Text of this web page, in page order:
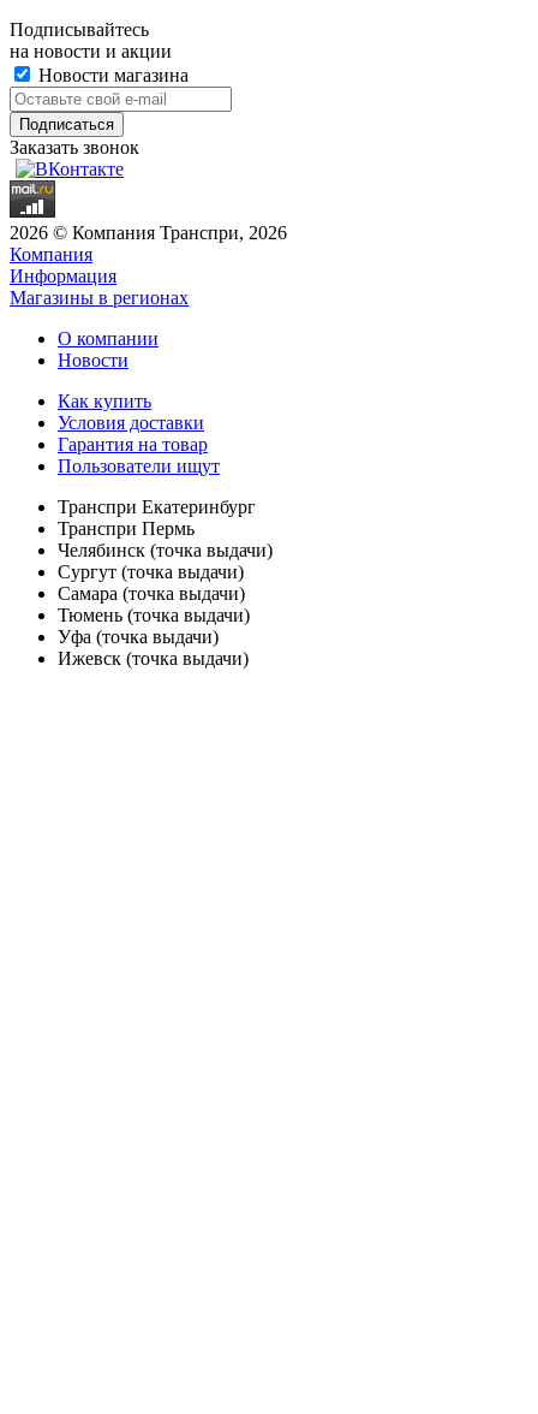
Подписывайтесь
на новости и акции
Новости магазина
Заказать звонок
2026 © Компания Транспри, 2026
Компания
Информация
Магазины в регионах
О компании
Новости
Как купить
Условия доставки
Гарантия на товар
Пользователи ищут
Транспри Екатеринбург
Транспри Пермь
Челябинск (точка выдачи)
Сургут (точка выдачи)
Самара (точка выдачи)
Тюмень (точка выдачи)
Уфа (точка выдачи)
Ижевск (точка выдачи)